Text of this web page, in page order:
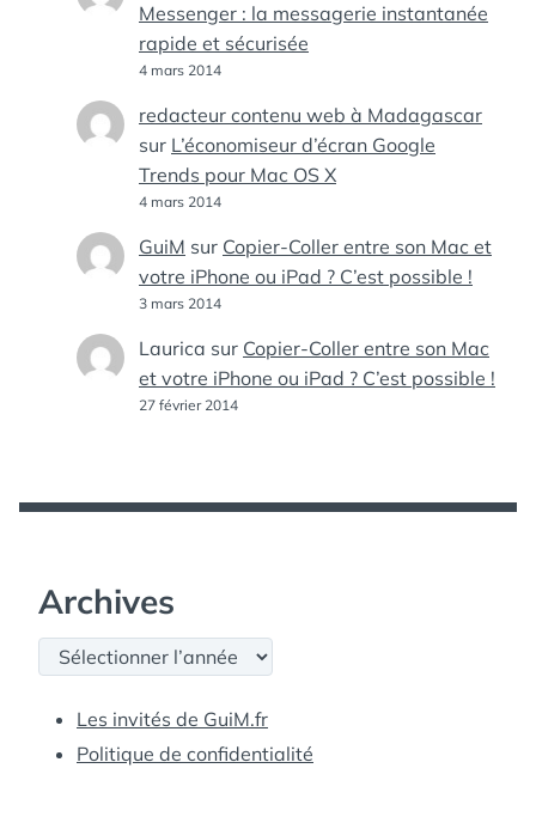
Messenger : la messagerie instantanée
rapide et sécurisée
4 mars 2014
redacteur contenu web à Madagascar
sur L’économiseur d’écran Google
Trends pour Mac OS X
4 mars 2014
GuiM sur Copier-Coller entre son Mac et
votre iPhone ou iPad ? C’est possible !
3 mars 2014
Laurica sur Copier-Coller entre son Mac
et votre iPhone ou iPad ? C’est possible !
27 février 2014
Archives
Archives
Les invités de GuiM.fr
Politique de confidentialité